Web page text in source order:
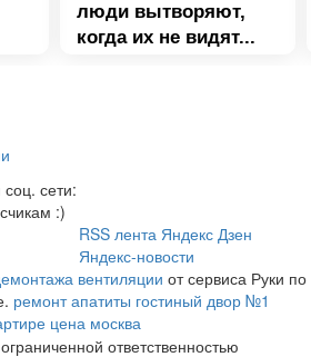
люди вытворяют,
когда их не видят...
сети:
:)
RSS лента Яндекс Дзен
Яндекс-новости
вентиляции от сервиса Руки по
ремонт апатиты гостиный двор №1
цена москва
ответственностью